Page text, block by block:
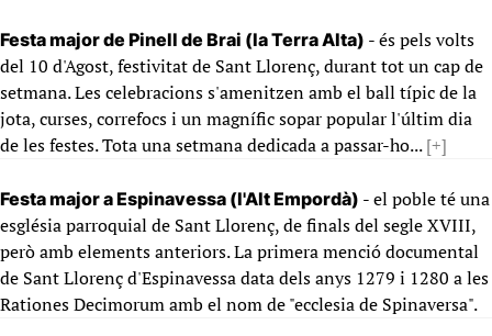
Festa major de Pinell de Brai (la Terra Alta) - és pels volts
del 10 d'Agost, festivitat de Sant Llorenç, durant tot un cap de
setmana. Les celebracions s'amenitzen amb el ball típic de la
jota, curses, correfocs i un magnífic sopar popular l'últim dia
de les festes. Tota una setmana dedicada a passar-ho...[+]
Festa major a Espinavessa (l'Alt Empordà) - el poble té una
església parroquial de Sant Llorenç, de finals del segle XVIII,
però amb elements anteriors. La primera menció documental
de Sant Llorenç d'Espinavessa data dels anys 1279 i 1280 a les
Rationes Decimorum amb el nom de "ecclesia de Spinaversa".